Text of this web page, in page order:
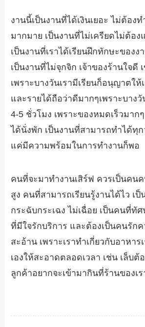
งานนี้เป็นงานที่ได้เงินเยอะ ไม่ต้องท
มากมาย เป็นงานที่ไม่เครียดไม่ต้อง
เป็นงานที่เราได้เรียนฝึกทักษะของง
เป็นงานที่ไม่จุกจิก เจ้าของร้านใจดี
เพราะบางวันเรามีเรียนก็อนุญาตให้
และรายได้ถือว่าดีมากๆเพราะบาง
4-5 ชั่วโมง เพราะของหมดเร็วมาก
ได้นั่งพัก เป็นงานที่สามารถทำได้ทุก
แค่มีความพร้อมในการทำงานก็พอ
คนที่จะมาทำงานเสิร์ฟ ควรเป็นค
สูง คนที่สามารถเรียนรู้งานได้ไว เ
กระฉับกระเฉง ไม่เฉื่อย เป็นคนที่ทั
ที่มีใจรักบริการ และต้องเป็นคนรัก
สะอ้าน เพราะเราทำเกี่ยวกับอาหา
เองให้สะอาดตลอดเวลา เช่น เล็บต้
ลูกค้าอยากจะเข้ามากินที่ร้านของเร